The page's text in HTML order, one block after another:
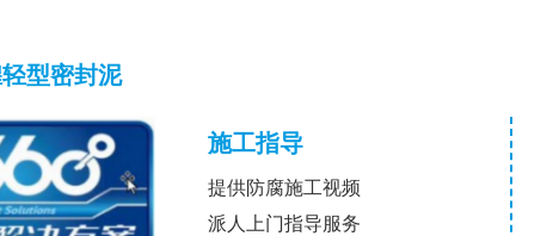
型密封泥
施工指导
提供防腐施工视频
派人上门指导服务